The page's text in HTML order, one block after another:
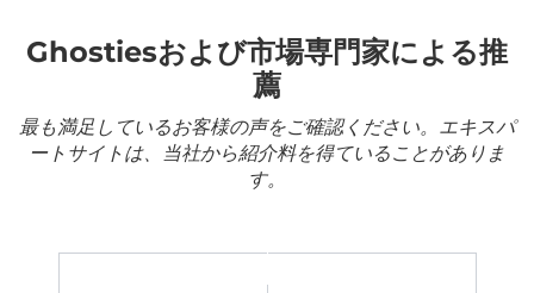
Ghostiesおよび市場専門家による推
薦
最も満足しているお客様の声をご確認ください。エキスパ
ートサイトは、当社から紹介料を得ていることがありま
す。